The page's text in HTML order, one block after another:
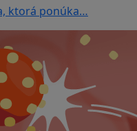
ktorá ponúka…